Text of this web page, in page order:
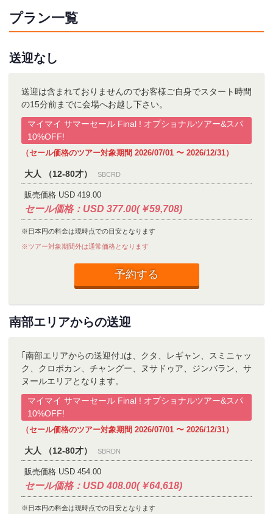
プラン一覧
送迎なし
送迎は含まれておりませんのでお客様ご自身でスタート時間
の15分前までに会場へお越し下さい。
マイマイ サマーセール Final ! オプショナルツアー&スパ
10%OFF!
（セール価格のツアー対象期間 2026/07/01 〜 2026/12/31）
大人 （12-80才） SBCRD
販売価格 USD 419.00
セール価格：USD 377.00(￥59,708)
※日本円の料金は現時点での目安となります
※ツアー対象期間外は通常価格となります
予約する
南部エリアからの送迎
｢南部エリアからの送迎付｣は、クタ、レギャン、スミニャッ
ク、クロボカン、チャングー、ヌサドゥア、ジンバラン、サ
ヌールエリアとなります。
マイマイ サマーセール Final ! オプショナルツアー&スパ
10%OFF!
（セール価格のツアー対象期間 2026/07/01 〜 2026/12/31）
大人 （12-80才） SBRDN
販売価格 USD 454.00
セール価格：USD 408.00(￥64,618)
※日本円の料金は現時点での目安となります